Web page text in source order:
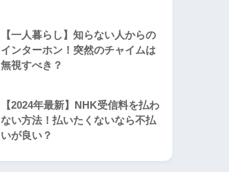
【一人暮らし】知らない人からの
インターホン！突然のチャイムは
無視すべき？
【2024年最新】NHK受信料を払わ
ない方法！払いたくないなら不払
いが良い？